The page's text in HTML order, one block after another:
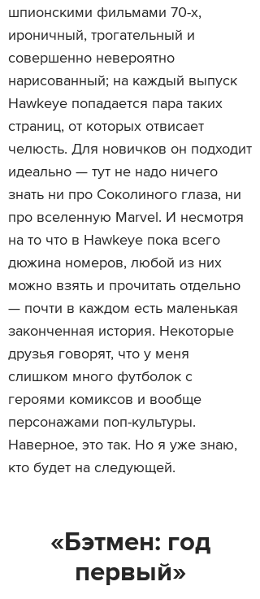
шпионскими фильмами 70-х,
ироничный, трогательный и
совершенно невероятно
нарисованный; на каждый выпуск
Hawkeye попадается пара таких
страниц, от которых отвисает
челюсть. Для новичков он подходит
идеально — тут не надо ничего
знать ни про Соколиного глаза, ни
про вселенную Marvel. И несмотря
на то что в Hawkeye пока всего
дюжина номеров, любой из них
можно взять и прочитать отдельно
— почти в каждом есть маленькая
законченная история. Некоторые
друзья говорят, что у меня
слишком много футболок с
героями комиксов и вообще
персонажами поп-культуры.
Наверное, это так. Но я уже знаю,
кто будет на следующей.
«Бэтмен: год
первый»